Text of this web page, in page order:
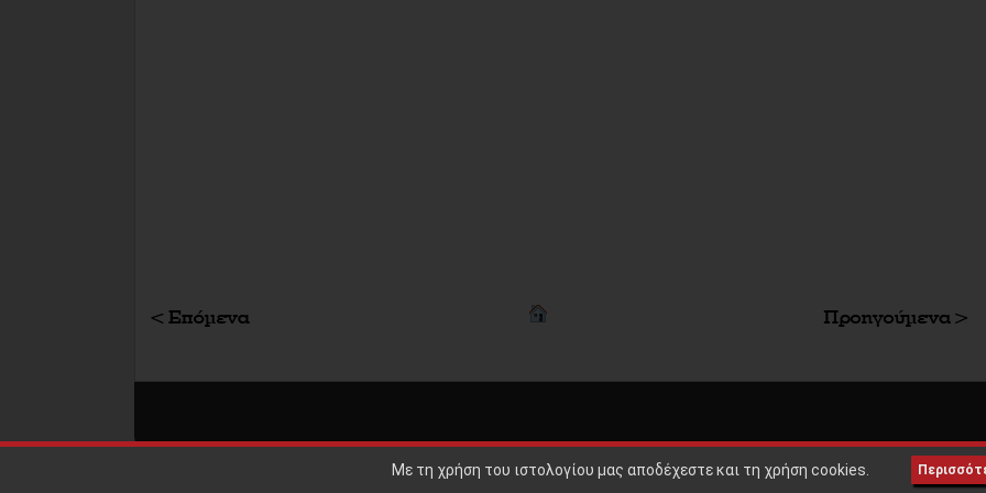
Copyright © 2010 | ΟΡΟΙ
Με τη χρήση του ιστολογίου μας αποδέχεστε και τη χρήση cookies.